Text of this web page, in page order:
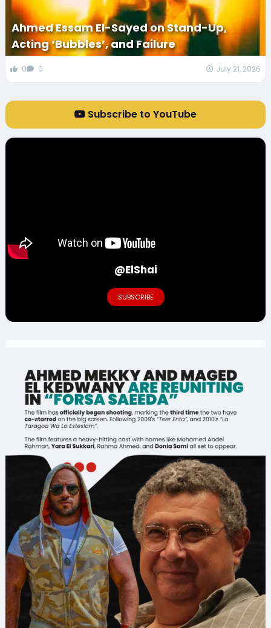
Ahmed Essam El-Sayed on Stand-Up,
Acting ‘Bubbles’, and Failure
0 0 July 21, 2026
Subscribe to YouTube
@ElShai
SUBSCRIBE